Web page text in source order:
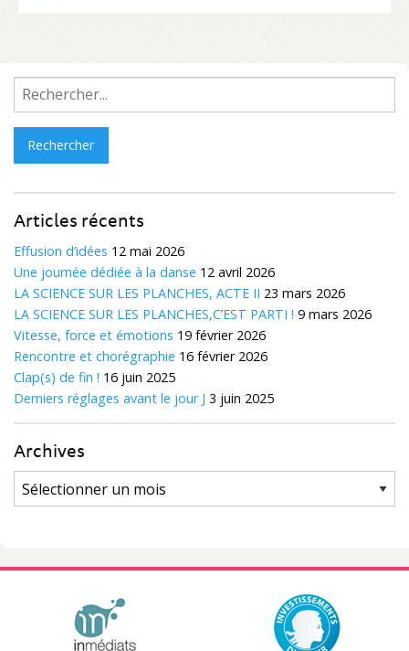
Rechercher :
Articles récents
Effusion d’idées 12 mai 2026
Une journée dédiée à la danse 12 avril 2026
LA SCIENCE SUR LES PLANCHES, ACTE II 23 mars 2026
LA SCIENCE SUR LES PLANCHES,C’EST PARTI ! 9 mars 2026
Vitesse, force et émotions 19 février 2026
Rencontre et chorégraphie 16 février 2026
Clap(s) de fin ! 16 juin 2025
Derniers réglages avant le jour J 3 juin 2025
Archives
Archives